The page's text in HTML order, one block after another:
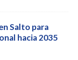
Salto para
hacia 2035